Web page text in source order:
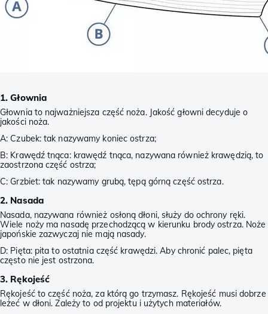
1. Głownia
Głownia to najważniejsza część noża. Jakość głowni decyduje o
jakości noża.
A: Czubek: tak nazywamy koniec ostrza;
B: Krawędź tnąca: krawędź tnąca, nazywana również krawędzią, to
zaostrzona część ostrza;
C: Grzbiet: tak nazywamy grubą, tępą górną część ostrza.
2. Nasada
Nasada, nazywana również osłoną dłoni, służy do ochrony ręki.
Wiele noży ma nasadę przechodzącą w kierunku brody ostrza. Noże
japońskie zazwyczaj nie mają nasady.
D: Pięta: pita to ostatnia część krawędzi. Aby chronić palec, pięta
często nie jest ostrzona.
3. Rękojeść
Rękojeść to część noża, za którą go trzymasz. Rękojeść musi dobrze
leżeć w dłoni. Zależy to od projektu i użytych materiałów.